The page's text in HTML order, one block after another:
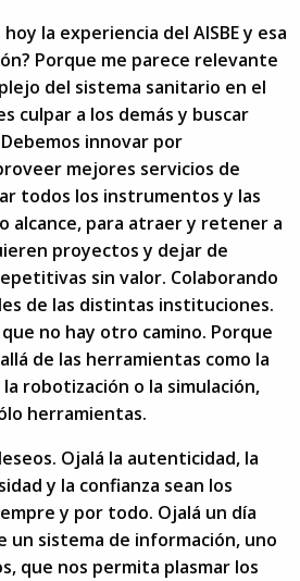
la experiencia del AISBE y esa
Porque me parece relevante
del sistema sanitario en el
culpar a los demás y buscar
innovar por
mejores servicios de
todos los instrumentos y las
alcance, para atraer y retener a
proyectos y dejar de
sin valor. Colaborando
de las distintas instituciones.
no hay otro camino. Porque
de las herramientas como la
robotización o la simulación,
herramientas.
Ojalá la autenticidad, la
y la confianza sean los
y por todo. Ojalá un día
un sistema de información, uno
que nos permita plasmar los